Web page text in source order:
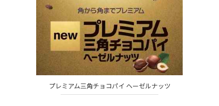
プレミアム三角チョコパイ ヘーゼルナッツ